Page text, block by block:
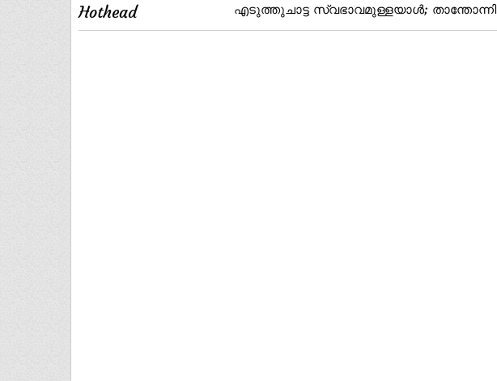
Hothead എടുത്തുചാട്ട സ്വഭാവമുള്ളയാള്‍; താന്തോന്നി